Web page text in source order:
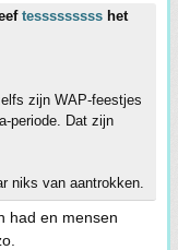
tesssssssss het
zijn WAP-feestjes
periode. Dat zijn
niks van aantrokken.
had en mensen